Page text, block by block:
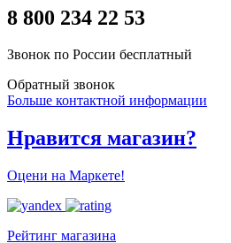
8 800 234 22 53
Звонок по России бесплатный
Обратный звонок
Больше контактной информации
Нравится магазин?
Оцени на Маркете!
Рейтинг магазина